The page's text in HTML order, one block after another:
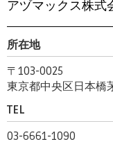
アヅマックス株式
所在地
〒103-0025
東京都中央区日本橋
TEL
03-6661-1090